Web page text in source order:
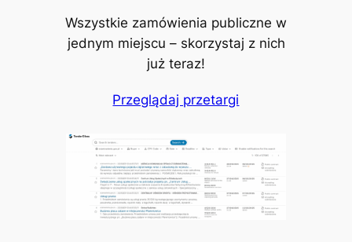
Wszystkie zamówienia publiczne w
jednym miejscu – skorzystaj z nich
już teraz!
Przeglądaj przetargi